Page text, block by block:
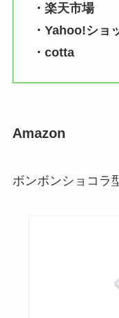
・楽天市場
・Yahoo!ショ
・cotta
Amazon
ボンボンショコラ